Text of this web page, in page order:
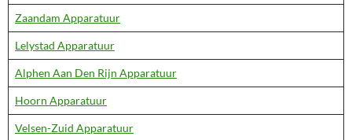
Zaandam Apparatuur
Lelystad Apparatuur
Alphen Aan Den Rijn Apparatuur
Hoorn Apparatuur
Velsen-Zuid Apparatuur